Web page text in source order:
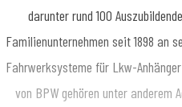
darunter rund 100
Familienunternehmen seit 1898 an
Fahrwerksysteme für Lkw-
von BPW gehören unter anderem